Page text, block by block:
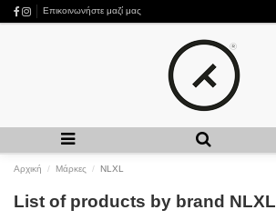
Επικοινωνήστε μαζί μας
Αρχική Μάρκες NLXL
List of products by brand NLXL